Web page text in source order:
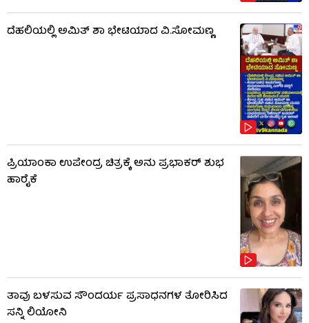
ದೆಹಲಿಯಲ್ಲಿ ಅಮಿತ್ ಶಾ ಭೇಟಿಯಾದ ವಿ.ಸೋಮಣ್ಣ
ಪ್ರಿಯಾಂಕಾ ಉಪೇಂದ್ರ ಚಿತ್ರಕ್ಕೆ ಅನು ಪ್ರಭಾಕರ್ ಶುಭ
ಹಾರೈಕೆ
ತಾವು ಬಳಸುವ ಸೌಂದರ್ಯ ಪ್ರಸಾಧನಗಳ ತೋರಿಸಿದ
ಸನ್ನಿ ಲಿಯೋನಿ